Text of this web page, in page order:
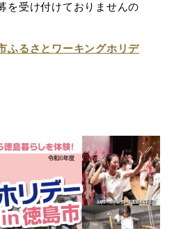
を受け付けておりませんの
ふるさとワーキングホリデ